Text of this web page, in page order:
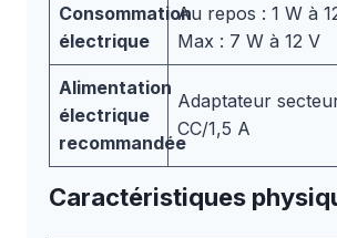
Consommation
électrique
Au repos : 1 W à
Max : 7 W à 12 V
Alimentation
électrique
recommandée
Adaptateur
CC/1,5 A
Caractéristiques